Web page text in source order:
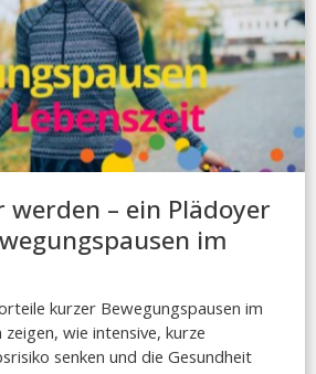
werden – ein Plädoyer
im
kurzer Bewegungspausen im
wie intensive, kurze
senken und die Gesundheit